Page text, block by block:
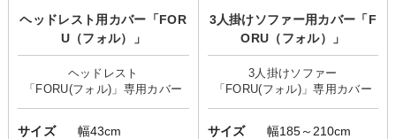
ヘッドレスト用カバー「FOR
U（フォル）」
ヘッドレスト
サイズ
幅43cm
3人掛けソファー用カバー「F
ORU（フォル）」
3人掛けソファー
サイズ
幅185～210cm